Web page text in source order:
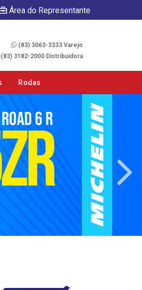
Área do Representante
(83) 3063-3333 Varejo
(83) 3182-2000 Distribuidora
Rodas